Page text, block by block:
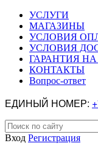
УСЛУГИ
МАГАЗИНЫ
УСЛОВИЯ
УСЛОВИЯ
ГАРАНТИЯ
КОНТАКТЫ
Вопрос-ответ
ЕДИНЫЙ НОМЕР:
Вход Регистрация